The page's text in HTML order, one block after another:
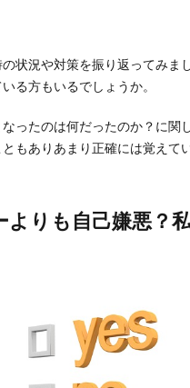
状況や対策を振り返ってみま
る方もいるでしょうか。
ったのは何だったのか？に関
もありあまり正確には覚えて
よりも自己嫌悪？